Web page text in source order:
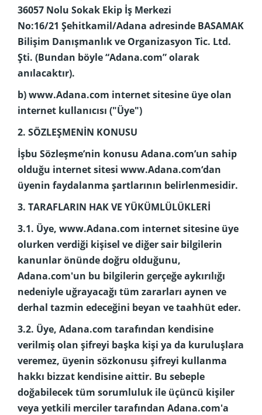
36057 Nolu Sokak Ekip İş Merkezi
No:16/21 Şehitkamil/Adana adresinde BASAMAK
Bilişim Danışmanlık ve Organizasyon Tic. Ltd.
Şti. (Bundan böyle “Adana.com” olarak
anılacaktır).
b) www.Adana.com internet sitesine üye olan
internet kullanıcısı ("Üye")
2. SÖZLEŞMENİN KONUSU
İşbu Sözleşme’nin konusu Adana.com’un sahip
olduğu internet sitesi www.Adana.com‘dan
üyenin faydalanma şartlarının belirlenmesidir.
3. TARAFLARIN HAK VE YÜKÜMLÜLÜKLERİ
3.1. Üye, www.Adana.com internet sitesine üye
olurken verdiği kişisel ve diğer sair bilgilerin
kanunlar önünde doğru olduğunu,
Adana.com'un bu bilgilerin gerçeğe aykırılığı
nedeniyle uğrayacağı tüm zararları aynen ve
derhal tazmin edeceğini beyan ve taahhüt eder.
3.2. Üye, Adana.com tarafından kendisine
verilmiş olan şifreyi başka kişi ya da kuruluşlara
veremez, üyenin sözkonusu şifreyi kullanma
hakkı bizzat kendisine aittir. Bu sebeple
doğabilecek tüm sorumluluk ile üçüncü kişiler
veya yetkili merciler tarafından Adana.com'a